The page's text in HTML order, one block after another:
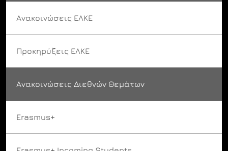
Ανακοινώσεις ΕΛΚΕ
Προκηρύξεις ΕΛΚΕ
Ανακοινώσεις Διεθνών Θεμάτων
Erasmus+